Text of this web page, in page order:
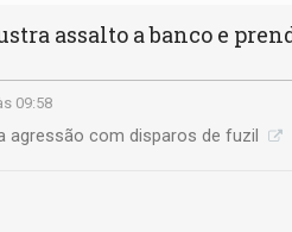
assalto a banco e
09:58
agressão com disparos de fuzil